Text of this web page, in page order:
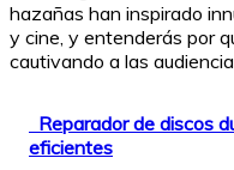
hazañas han inspirado
y cine, y entenderás por
cautivando a las
Reparador de discos
eficientes